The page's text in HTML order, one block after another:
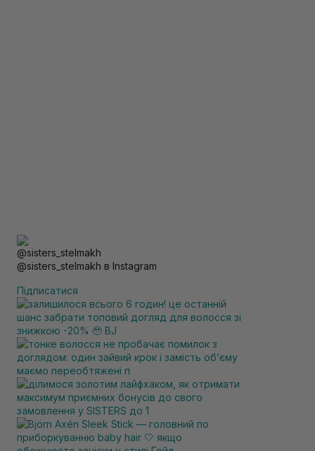
@sisters_stelmakh в Instagram
Підписатися